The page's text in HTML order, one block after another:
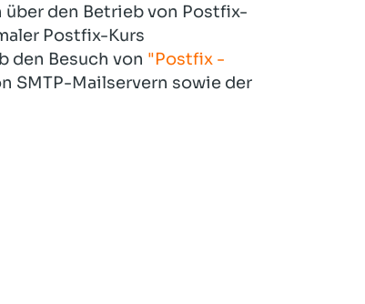
über den Betrieb von Postfix-
Postfix-Kurs
den Besuch von "Postfix -
SMTP-Mailservern sowie der